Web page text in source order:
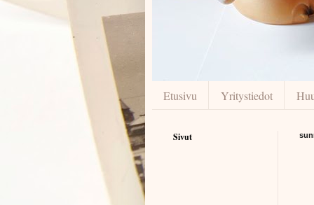
Etusivu Yritystiedot
Sivut